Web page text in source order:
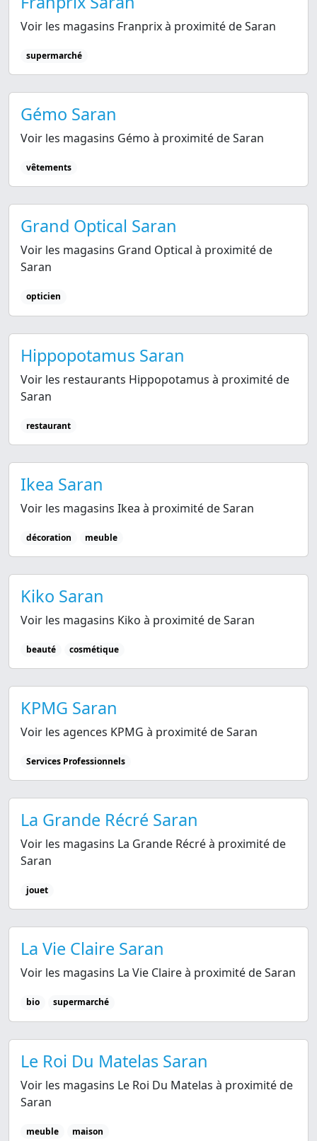
Voir les magasins Franprix à proximité de Saran
supermarché
Gémo Saran
Voir les magasins Gémo à proximité de Saran
vêtements
Grand Optical Saran
Voir les magasins Grand Optical à proximité de
Saran
opticien
Hippopotamus Saran
Voir les restaurants Hippopotamus à proximité de
Saran
restaurant
Ikea Saran
Voir les magasins Ikea à proximité de Saran
décoration meuble
Kiko Saran
Voir les magasins Kiko à proximité de Saran
beauté cosmétique
KPMG Saran
Voir les agences KPMG à proximité de Saran
Services Professionnels
La Grande Récré Saran
Voir les magasins La Grande Récré à proximité de
Saran
jouet
La Vie Claire Saran
Voir les magasins La Vie Claire à proximité de Saran
bio supermarché
Le Roi Du Matelas Saran
Voir les magasins Le Roi Du Matelas à proximité de
Saran
meuble maison